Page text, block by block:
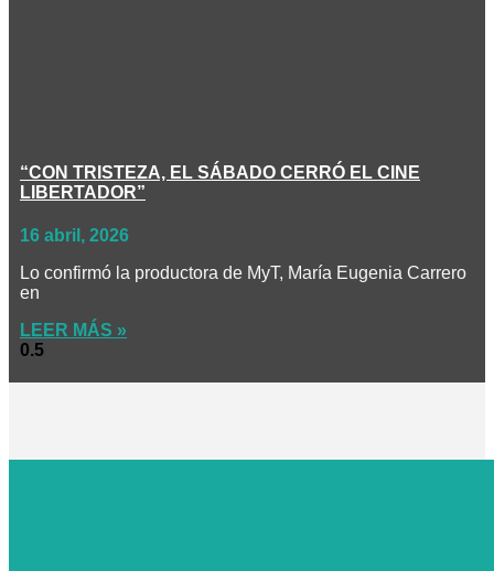
“CON TRISTEZA, EL SÁBADO CERRÓ EL CINE
LIBERTADOR”
16 abril, 2026
Lo confirmó la productora de MyT, María Eugenia Carrero
en
LEER MÁS »